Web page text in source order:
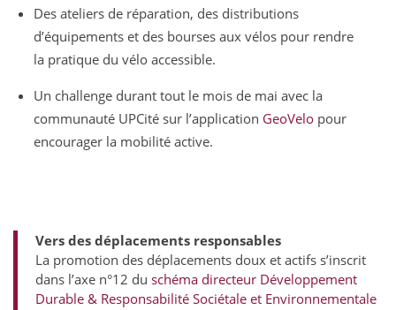
Des ateliers de réparation, des distributions
d’équipements et des bourses aux vélos pour rendre
la pratique du vélo accessible.
Un challenge durant tout le mois de mai avec la
communauté UPCité sur l’application GeoVelo pour
encourager la mobilité active.
Vers des déplacements responsables
La promotion des déplacements doux et actifs s’inscrit
dans l’axe n°12 du schéma directeur Développement
Durable & Responsabilité Sociétale et Environnementale